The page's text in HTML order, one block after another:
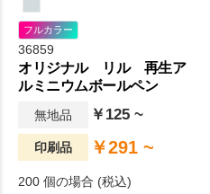
フルカラー
36859
オリジナル リル 再生ア
ルミニウムボールペン
無地品 ￥125 ~
印刷品 ￥291 ~
200 個の場合 (税込)